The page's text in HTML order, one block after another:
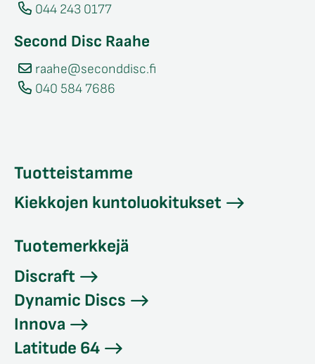
044 243 0177
Second Disc Raahe
raahe@seconddisc.fi
040 584 7686
Tuotteistamme
Kiekkojen kuntoluokitukset
Tuotemerkkejä
Discraft
Dynamic Discs
Innova
Latitude 64